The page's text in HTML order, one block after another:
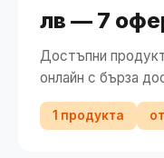
лв — 7
Достъпни
онлайн с бърза
1 продукта